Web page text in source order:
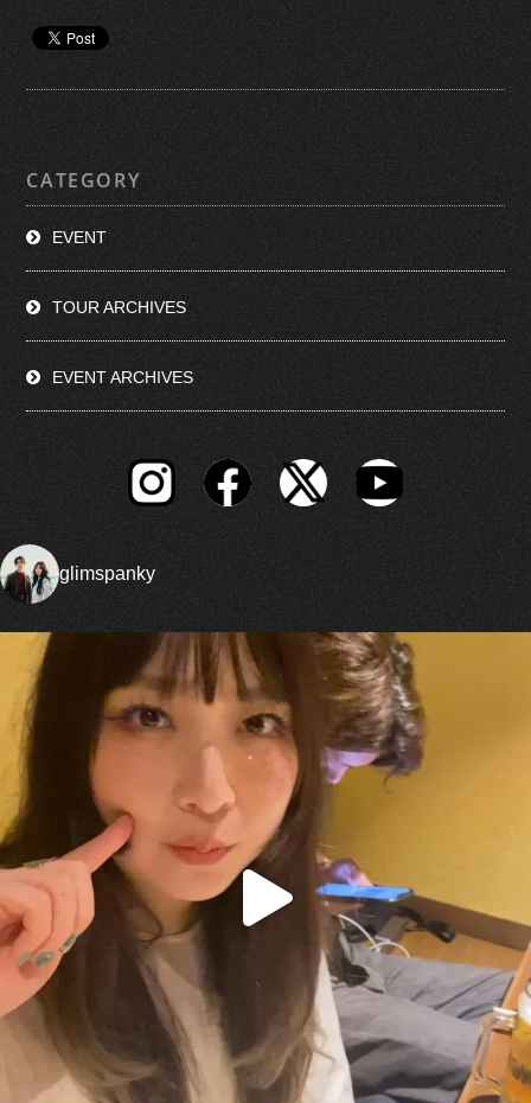
CATEGORY
EVENT
TOUR ARCHIVES
EVENT ARCHIVES
glimspanky